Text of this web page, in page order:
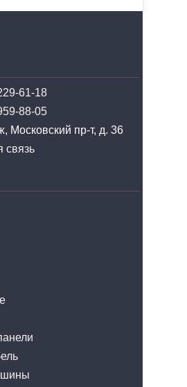
61-18
88-05
Московский пр-т, д. 36
связь